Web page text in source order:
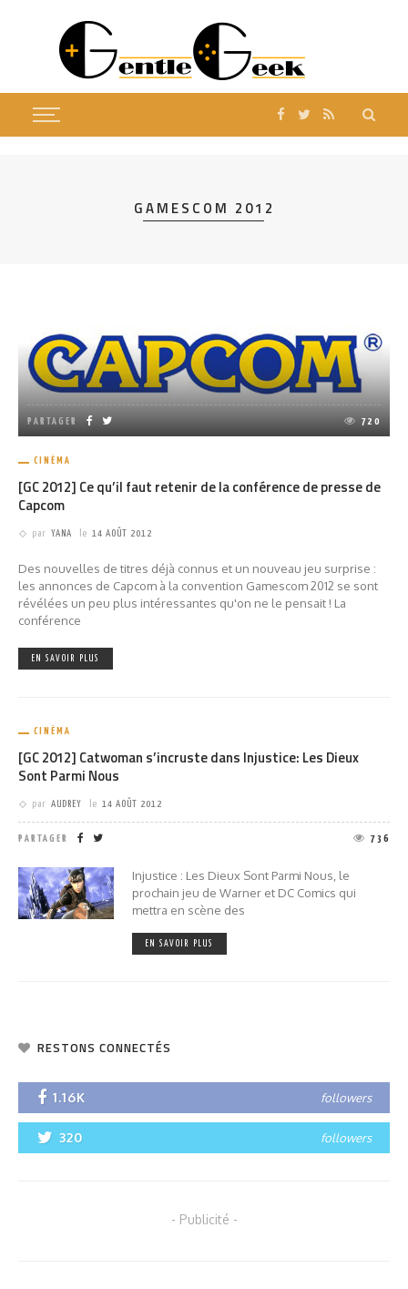
GAMESCOM 2012
PARTAGER 720
CINÉMA
[GC 2012] Ce qu’il faut retenir de la conférence de presse de
Capcom
par YANA le 14 AOÛT 2012
Des nouvelles de titres déjà connus et un nouveau jeu surprise :
les annonces de Capcom à la convention Gamescom 2012 se sont
révélées un peu plus intéressantes qu'on ne le pensait ! La
conférence
EN SAVOIR PLUS
CINÉMA
[GC 2012] Catwoman s’incruste dans Injustice: Les Dieux
Sont Parmi Nous
par AUDREY le 14 AOÛT 2012
PARTAGER 736
Injustice : Les Dieux Sont Parmi Nous, le
prochain jeu de Warner et DC Comics qui
mettra en scène des
EN SAVOIR PLUS
RESTONS CONNECTÉS
1.16K followers
320 followers
- Publicité -